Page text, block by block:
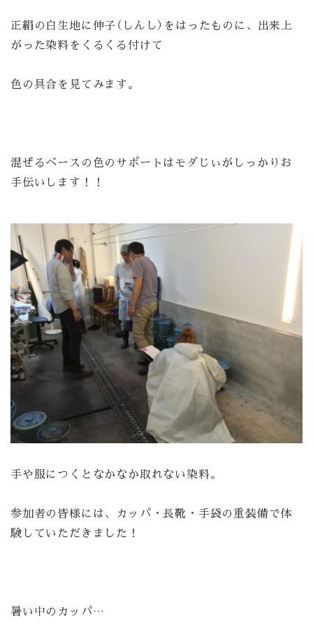
正絹の白生地に伸子（しんし）をはったものに、出来上
がった染料をくるくる付けて
色の具合を見てみます。
混ぜるベースの色のサポートはモダじぃがしっかりお
手伝いします！！
手や服につくとなかなか取れない染料。
参加者の皆様には、カッパ・長靴・手袋の重装備で体
験していただきました！
暑い中のカッパ…